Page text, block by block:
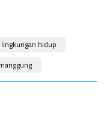
lingkungan hidup